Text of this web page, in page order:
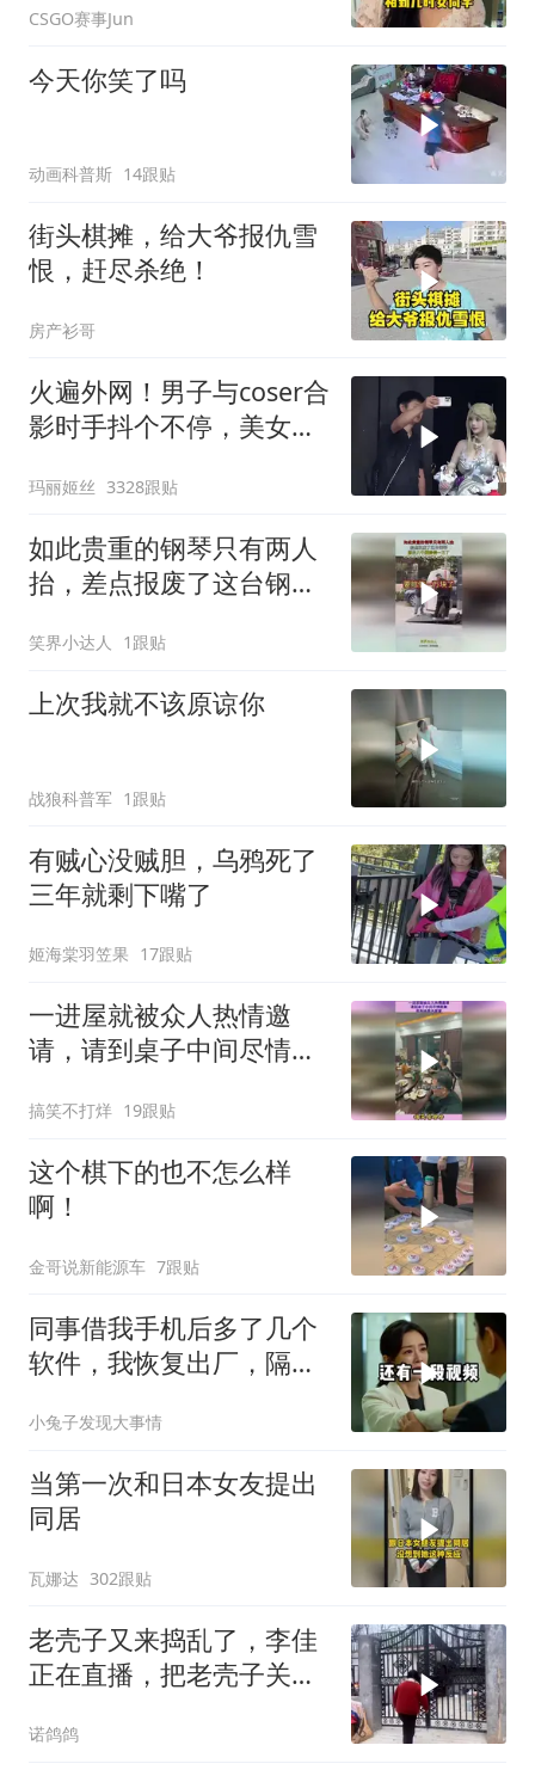
CSGO赛事Jun
今天你笑了吗
动画科普斯 14跟贴
街头棋摊，给大爷报仇雪
恨，赶尽杀绝！
房产衫哥
火遍外网！男子与coser合
影时手抖个不停，美女做
玛丽姬丝 3328跟贴
如此贵重的钢琴只有两人
抬，差点报废了这台钢
了
笑界小达人 1跟贴
上次我就不该原谅你
战狼科普军 1跟贴
有贼心没贼胆，乌鸦死了
三年就剩下嘴了
姬海棠羽笠果 17跟贴
一进屋就被众人热情邀
请，请到桌子中间尽情跳
搞笑不打烊 19跟贴
这个棋下的也不怎么样
啊！
金哥说新能源车 7跟贴
同事借我手机后多了几个
软件，我恢复出厂，隔壁
小兔子发现大事情
当第一次和日本女友提出
同居
瓦娜达 302跟贴
老壳子又来捣乱了，李佳
正在直播，把老壳子关在
诺鸽鸽